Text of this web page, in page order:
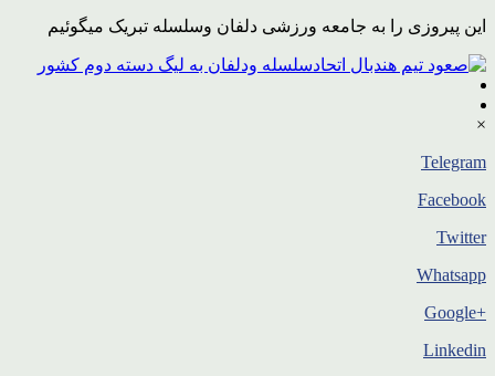
این پیروزی را به جامعه ورزشی دلفان وسلسله تبریک میگوئیم
×
Telegram
Facebook
Twitter
Whatsapp
+Google
Linkedin